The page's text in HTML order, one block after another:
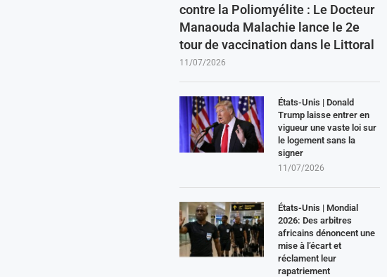
contre la Poliomyélite : Le Docteur
Manaouda Malachie lance le 2e
tour de vaccination dans le Littoral
11/07/2026
États-Unis | Donald
Trump laisse entrer en
vigueur une vaste loi sur
le logement sans la
signer
11/07/2026
États-Unis | Mondial
2026: Des arbitres
africains dénoncent une
mise à l’écart et
réclament leur
rapatriement